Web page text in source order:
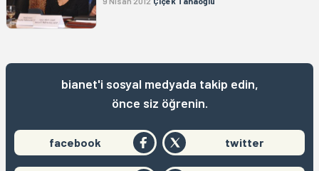
bianet'i sosyal medyada takip edin,
önce siz öğrenin.
facebook twitter